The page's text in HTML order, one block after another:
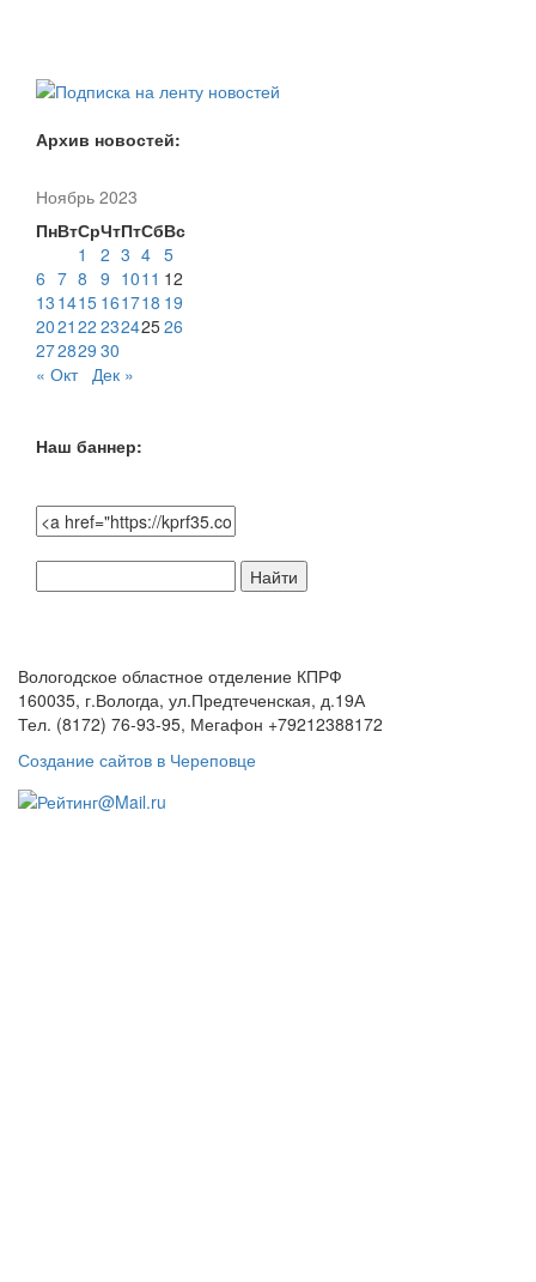
Архив новостей:
Ноябрь 2023
ПнВтСрЧтПтСбВс
1
2 3 4 5
6 7 8 9 1011 12
13 1415 161718 19
2021 22 23242526
272829 30
« Окт
Дек »
Наш баннер:
по
Вологодское областное отделение КПРФ
160035, г.Вологда, ул.Предтеченская, д.19А
Тел. (8172) 76-93-95, Мегафон +79212388172
Создание сайтов в Череповце